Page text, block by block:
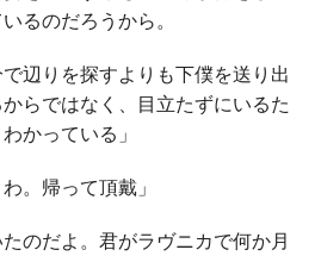
るのだろうから。
辺りを探すよりも下僕を送り出
らではなく、目立たずにいるた
かっている」
。帰って頂戴」
のだよ。君がラヴニカで何か月